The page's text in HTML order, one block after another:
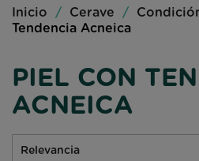
Inicio Cerave
Tendencia Acneica
PIEL CON
ACNEICA
Relevancia